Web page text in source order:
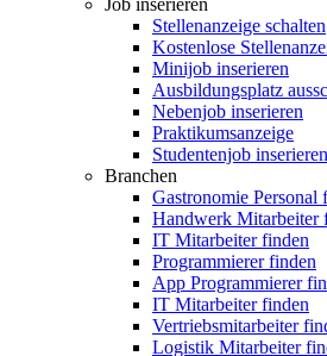
Job inserieren
Stellenanzeige schalten
Kostenlose
Minijob inserieren
Ausbildungsplatz
Nebenjob inserieren
Praktikumsanzeige
Studentenjob inserieren
Branchen
Gastronomie Personal
Handwerk Mitarbeiter
IT Mitarbeiter finden
Programmierer finden
App Programmierer
IT Mitarbeiter finden
Vertriebsmitarbeiter
Logistik Mitarbeiter